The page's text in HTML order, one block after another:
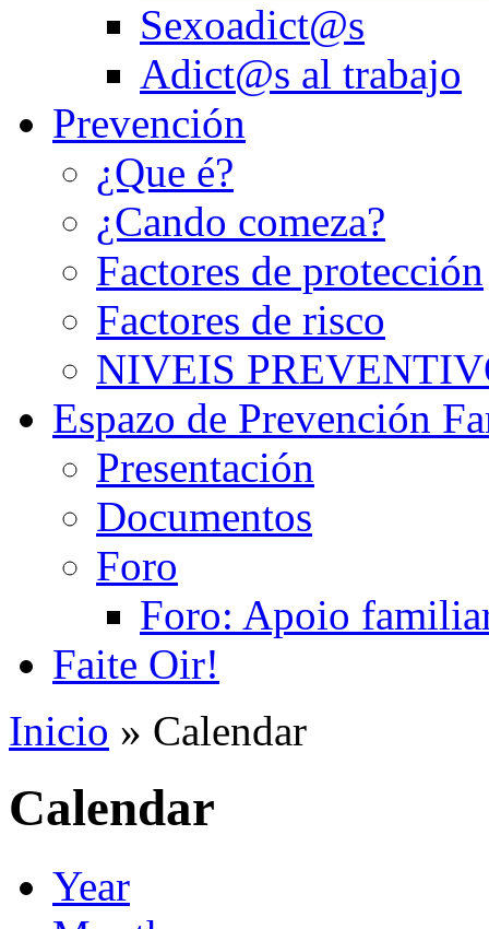
Sexoadict@s
Adict@s al trabajo
Prevención
¿Que é?
¿Cando comeza?
Factores de protección
Factores de risco
NIVEIS
Espazo de Prevención
Presentación
Documentos
Foro
Foro: Apoio
Faite Oir!
Inicio » Calendar
Calendar
Year